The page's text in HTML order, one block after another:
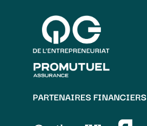
PARTENAIRES FINANCIERS